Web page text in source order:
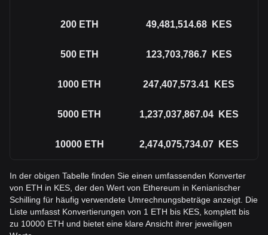
200 ETH 49,481,514.68 KES
500 ETH 123,703,786.7 KES
1000 ETH 247,407,573.41 KES
5000 ETH 1,237,037,867.04 KES
10000 ETH 2,474,075,734.07 KES
In der obigen Tabelle finden Sie einen umfassenden Konverter
von ETH in KES, der den Wert von Ethereum in Kenianischer
Schilling für häufig verwendete Umrechnungsbeträge anzeigt. Die
Liste umfasst Konvertierungen von 1 ETH bis KES, komplett bis
zu 10000 ETH und bietet eine klare Ansicht ihrer jeweiligen